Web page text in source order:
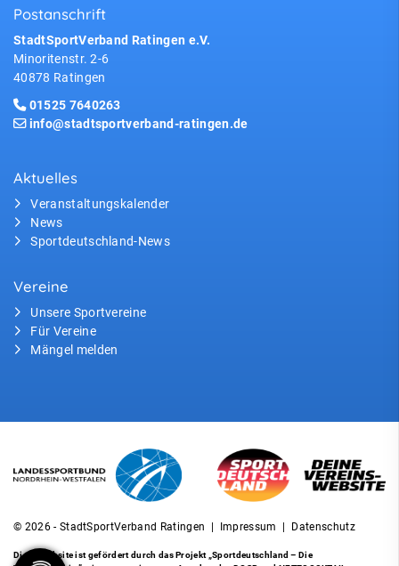
Postanschrift
StadtSportVerband Ratingen e.V.
Minoritenstr. 2-6
40878 Ratingen
01525 7640263
info@stadtsportverband-ratingen.de
Aktuelles
Veranstaltungskalender
News
Sportdeutschland-News
Vereine
Unsere Sportvereine
Für Vereine
Mängel melden
© 2026 - StadtSportVerband Ratingen | Impressum Datenschutz
Diese Website ist gefördert durch das Projekt„Sportdeutschland – Die